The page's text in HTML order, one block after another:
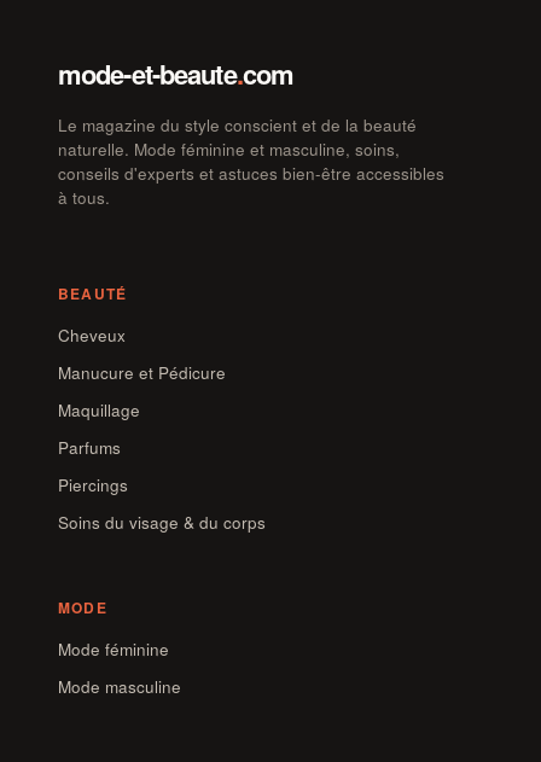
mode-et-beaute.com
Le magazine du style conscient et de la beauté
naturelle. Mode féminine et masculine, soins,
conseils d'experts et astuces bien-être accessibles
à tous.
BEAUTÉ
Cheveux
Manucure et Pédicure
Maquillage
Parfums
Piercings
Soins du visage & du corps
MODE
Mode féminine
Mode masculine